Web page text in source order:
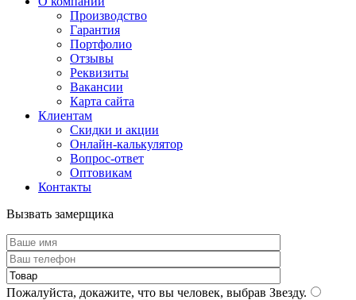
Производство
Гарантия
Портфолио
Отзывы
Реквизиты
Вакансии
Карта сайта
Клиентам
Скидки и акции
Онлайн-калькулятор
Вопрос-ответ
Оптовикам
Контакты
Вызвать замерщика
Пожалуйста, докажите, что вы человек, выбрав Звезду.